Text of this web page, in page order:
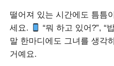
떨어져 있는 시간에도 틈틈
세요.
“뭐 하고 있어?”, “
말 한마디에도 그녀를 생각
거예요.